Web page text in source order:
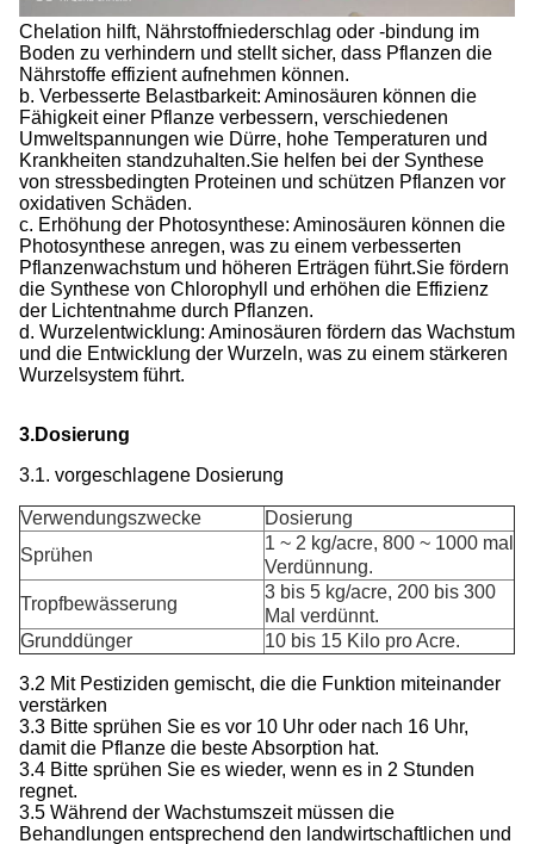
Chelation hilft, Nährstoffniederschlag oder -bindung im
Boden zu verhindern und stellt sicher, dass Pflanzen die
Nährstoffe effizient aufnehmen können.
b. Verbesserte Belastbarkeit: Aminosäuren können die
Fähigkeit einer Pflanze verbessern, verschiedenen
Umweltspannungen wie Dürre, hohe Temperaturen und
Krankheiten standzuhalten.Sie helfen bei der Synthese
von stressbedingten Proteinen und schützen Pflanzen vor
oxidativen Schäden.
c. Erhöhung der Photosynthese: Aminosäuren können die
Photosynthese anregen, was zu einem verbesserten
Pflanzenwachstum und höheren Erträgen führt.Sie fördern
die Synthese von Chlorophyll und erhöhen die Effizienz
der Lichtentnahme durch Pflanzen.
d. Wurzelentwicklung: Aminosäuren fördern das Wachstum
und die Entwicklung der Wurzeln, was zu einem stärkeren
Wurzelsystem führt.
3.Dosierung
3.1. vorgeschlagene Dosierung
Verwendungszwecke
Dosierung
Sprühen
1 ~ 2 kg/acre, 800 ~ 1000 mal
Verdünnung.
Tropfbewässerung
3 bis 5 kg/acre, 200 bis 300
Mal verdünnt.
Grunddünger
10 bis 15 Kilo pro Acre.
3.2 Mit Pestiziden gemischt, die die Funktion miteinander
verstärken
3.3 Bitte sprühen Sie es vor 10 Uhr oder nach 16 Uhr,
damit die Pflanze die beste Absorption hat.
3.4 Bitte sprühen Sie es wieder, wenn es in 2 Stunden
regnet.
3.5 Während der Wachstumszeit müssen die
Behandlungen entsprechend den landwirtschaftlichen und